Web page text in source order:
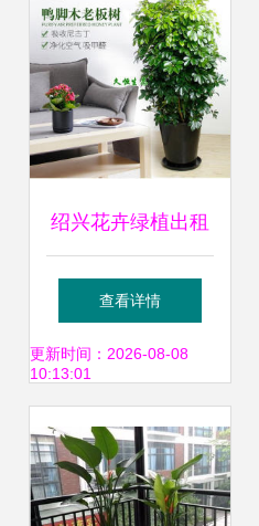
绍兴花卉绿植出租
免费定制方案，满
足您对绿色空间的
所有想象
查看详情
更新时间：2026-08-08
10:13:01